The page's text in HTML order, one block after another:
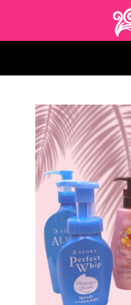
ホーム
NEWS
過去のNEWS
SYSTEM
料金のご案内
ROOM
お部屋
FOOD
お料理